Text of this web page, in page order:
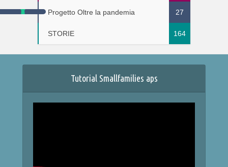
Progetto Oltre la pandemia 27
STORIE 164
Tutorial Smallfamilies aps